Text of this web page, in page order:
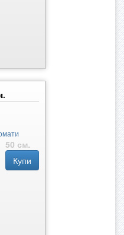
50 см.
Купи